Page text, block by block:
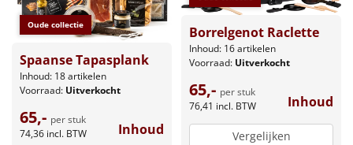
Oude collectie
Spaanse Tapasplank
Inhoud: 18 artikelen
Voorraad: Uitverkocht
65,- per stuk
74,36 incl. BTW Inhoud
Borrelgenot Raclette
Inhoud: 16 artikelen
Voorraad: Uitverkocht
65,- per stuk
76,41 incl. BTW Inhoud
Vergelijken